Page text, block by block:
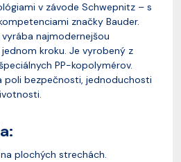
v závode Schwepnitz – s
značky Bauder.
vyrába najmodernejšou
kroku. Je vyrobený z
PP-kopolymérov.
poli bezpečnosti, jednoduchosti
plochých strechách.